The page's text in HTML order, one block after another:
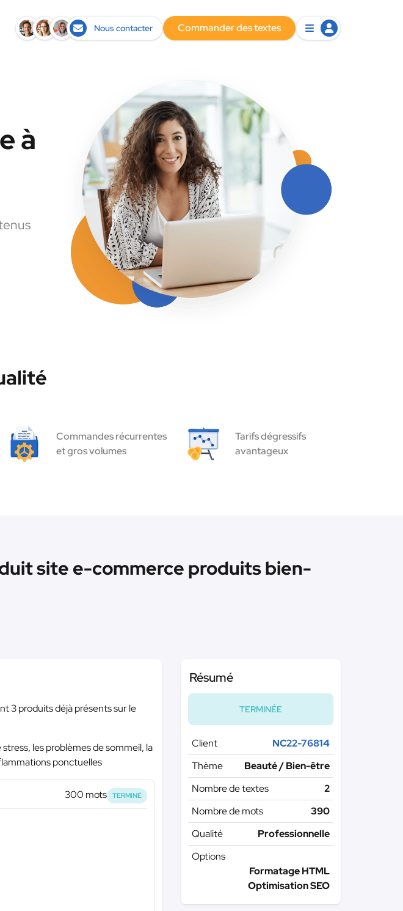
Nous contacter Commander des textes
à
Commandes récurrentes
et gros volumes
Tarifs dégressifs
avantageux
site e-commerce produits bien-
3 produits déjà présents sur le
les problèmes de sommeil, la
ponctuelles
300 mots TERMINÉ
Résumé
TERMINÉE
Client
NC22-76814
Thème
Beauté / Bien-être
Nombre de textes
2
Nombre de mots
390
Qualité
Professionnelle
Options
Formatage HTML
Optimisation SEO